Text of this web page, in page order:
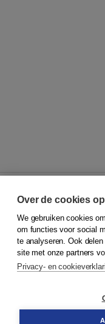
© 2026Koninklijke
Klantenservice
Service & informatie
Contact
Over de cookies
We gebruiken cookies
om functies voor social
te analyseren. Ook
site met onze partners
Privacy- en